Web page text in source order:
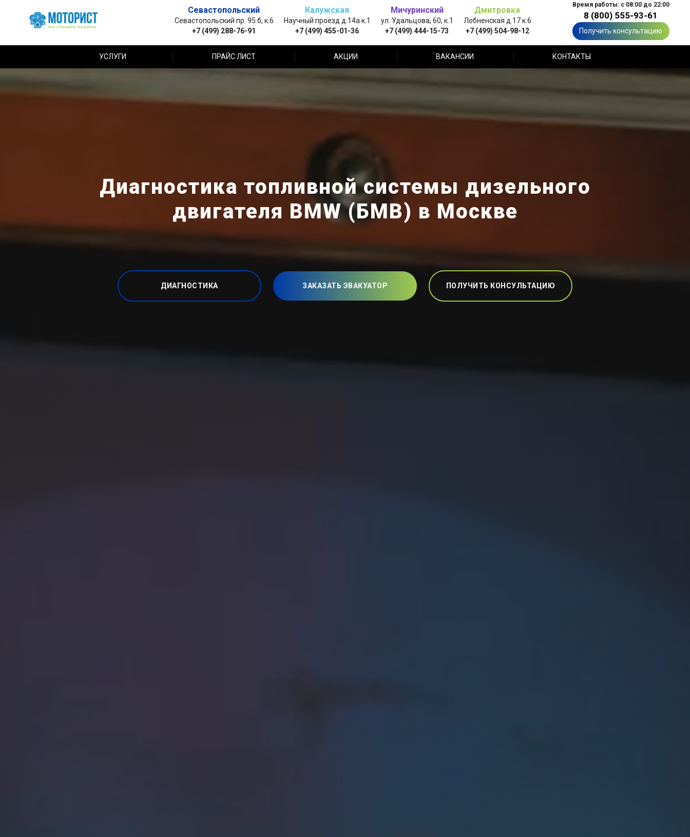
Севастопольский
Севастопольский пр. 95 б, к.6
+7 (499) 288-76-91
Калужская
Научный проезд д.14а к.1
+7 (499) 455-01-36
Мичуринский
ул. Удальцова, 60, к.1
+7 (499) 444-15-73
Дмитровка
Лобненская д.17 к.6
+7 (499) 504-98-12
Время работы: с 08:00 до 22:00
8 (800) 555-93-61
Получить консультацию
УСЛУГИ ПРАЙС ЛИСТ АКЦИИ ВАКАНСИИ КОНТАКТЫ
Диагностика топливной системы дизельного
двигателя BMW (БМВ) в Москве
ДИАГНОСТИКА ЗАКАЗАТЬ ЭВАКУАТОР ПОЛУЧИТЬ КОНСУЛЬТАЦИЮ